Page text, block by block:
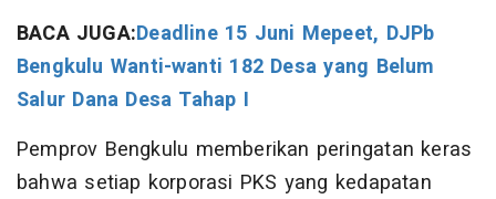
BACA JUGA:Deadline 15 Juni Mepeet, DJPb
Bengkulu Wanti-wanti 182 Desa yang Belum
Salur Dana Desa Tahap I
Pemprov Bengkulu memberikan peringatan keras
bahwa setiap korporasi PKS yang kedapatan